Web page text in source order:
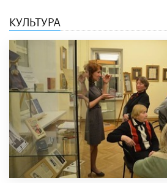
КУЛЬТУРА